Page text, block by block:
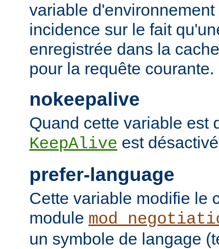
variable
incidence sur le fait
enregistrée dans la
pour la requête courante.
nokeepalive
Quand cette variable est
KeepAlive est
prefer-language
Cette variable modifie le
module
un symbole de langage